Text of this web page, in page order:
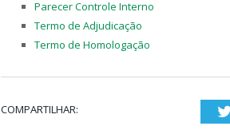
Parecer Controle Interno
Termo de Adjudicação
Termo de Homologação
COMPARTILHAR: